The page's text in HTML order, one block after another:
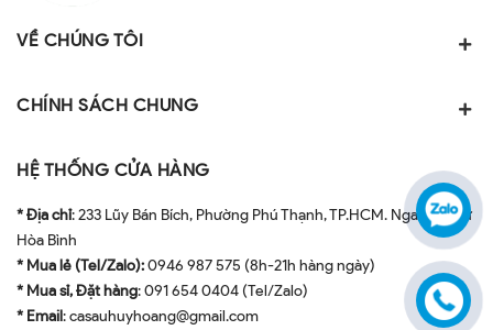
VỀ CHÚNG TÔI
CHÍNH SÁCH CHUNG
HỆ THỐNG CỬA HÀNG
* Địa chỉ: 233 Lũy Bán Bích, Phường Phú Thạnh, TP.HCM. Ngay ngã tư
Hòa Bình
* Mua lẻ (Tel/Zalo):0946 987 575 (8h-21h hàng ngày)
* Mua sỉ, Đặt hàng: 091 654 0404 (Tel/Zalo)
* Email: casauhuyhoang@gmail.com